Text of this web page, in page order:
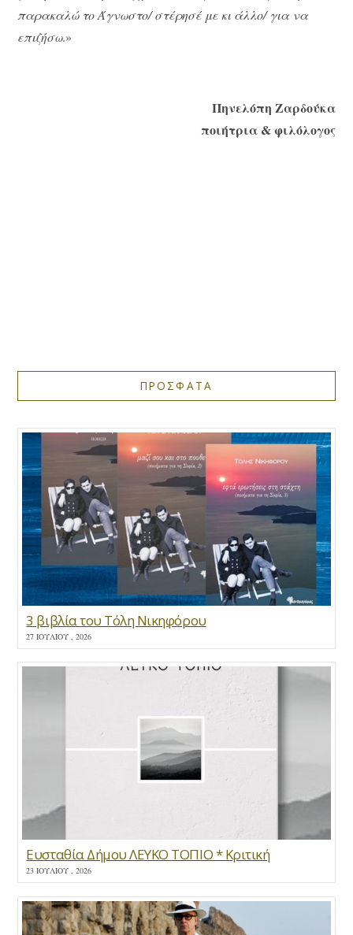
παρακαλώ το Άγνωστο/ στέρησέ με κι άλλο/ για να
επιζήσω.»
Πηνελόπη Ζαρδούκα
ποιήτρια & φιλόλογος
ΠΡΟΣΦΑΤΑ
3 βιβλία του Τόλη Νικηφόρου
27 ΙΟΥΛΊΟΥ , 2026
Ευσταθία Δήμου ΛΕΥΚΟ ΤΟΠΙΟ * Κριτική
23 ΙΟΥΛΊΟΥ , 2026